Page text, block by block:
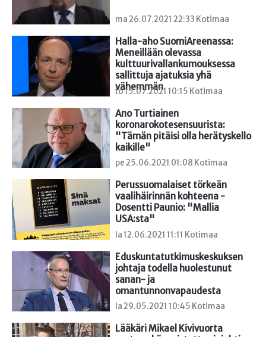
ma 26.07.2021 22:33 Kotimaa
Halla-aho SuomiAreenassa:
Meneillään olevassa
kulttuurivallankumouksessa
sallittuja ajatuksia yhä
vähemmän
to 15.07.2021 10:15 Kotimaa
Ano Turtiainen
koronarokotesensuurista:
"Tämän pitäisi olla herätyskello
kaikille"
pe 25.06.2021 01:08 Kotimaa
Perussuomalaiset törkeän
vaalihäirinnän kohteena -
Dosentti Paunio: "Mallia
USA:sta"
la 12.06.2021 11:11 Kotimaa
Eduskuntatutkimuskeskuksen
johtaja todella huolestunut
sanan- ja
omantunnonvapaudesta
la 29.05.2021 10:45 Kotimaa
Lääkäri Mikael Kivivuorta